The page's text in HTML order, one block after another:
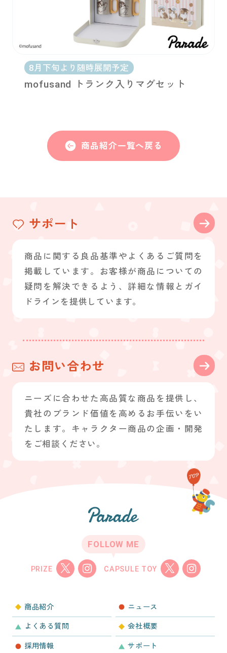
8月下旬より随時展開予定
mofusand トランク入りマグセット
商品紹介一覧へ戻る
サポート
商品に関する良品基準やよくあるご質問を
掲載しています。お客様が商品についての
疑問を解決できるよう、詳細な情報とガイ
ドラインを提供しています。
お問い合わせ
ニーズに合わせた高品質な商品を提供し、
貴社のブランド価値を高めるお手伝いをい
たします。キャラクター商品の企画・開発
をご相談ください。
FOLLOW ME
PRIZE CAPSULE TOY
商品紹介 ニュース
よくある質問 会社概要
採用情報 サポート